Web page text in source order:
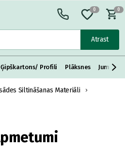
Atrast
0 0
Ģipškartons/ Profili Plāksnes Jumta
Siltināšanas Materiāli